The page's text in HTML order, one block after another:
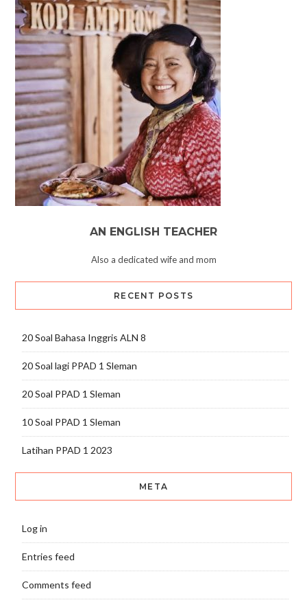
AN ENGLISH TEACHER
Also a dedicated wife and mom
RECENT POSTS
20 Soal Bahasa Inggris ALN 8
20 Soal lagi PPAD 1 Sleman
20 Soal PPAD 1 Sleman
10 Soal PPAD 1 Sleman
Latihan PPAD 1 2023
META
Log in
Entries feed
Comments feed